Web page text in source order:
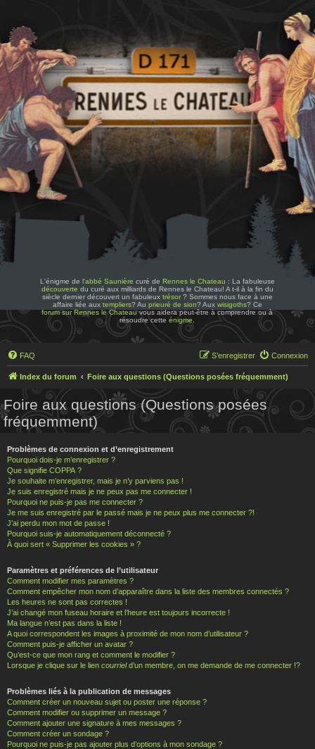
L'énigme de l'abbé Saunière curé de Rennes le Chateau : La fabuleuse
découverte du curé aux milliards de Rennes le Chateau! A t-il à la fin du
siècle dernier découvert un fabuleux trésor? Sommes nous face à une
affaire liée aux templiers? Au prieuré de sion? Aux wisigoths? Ce
forum sur Rennes le Chateauvous aidera peut-être à comprendre ou à
résoudre cetteénigme
FAQ Connexion
S’enregistrer
Index du forum Foire aux questions (Questions posées fréquemment)
Foire aux questions (Questions posées
fréquemment)
Problèmes de connexion et d’enregistrement
Pourquoi dois-je m’enregistrer ?
Que signifie COPPA ?
Je souhaite m’enregistrer, mais je n’y parviens pas !
Je suis enregistré mais je ne peux pas me connecter !
Pourquoi ne puis-je pas me connecter ?
Je me suis enregistré par le passé mais je ne peux plus me connecter ?!
J’ai perdu mon mot de passe !
Pourquoi suis-je automatiquement déconnecté ?
À quoi sert « Supprimer les cookies » ?
Paramètres et préférences de l’utilisateur
Comment modifier mes paramètres ?
Comment empêcher mon nom d’apparaître dans la liste des membres connectés ?
Les heures ne sont pas correctes !
J’ai changé mon fuseau horaire et l’heure est toujours incorrecte !
Ma langue n’est pas dans la liste !
A quoi correspondent les images à proximité de mon nom d’utilisateur ?
Comment puis-je afficher un avatar ?
Qu’est-ce que mon rang et comment le modifier ?
Lorsque je clique sur le lien courrield’un membre, on me demande de me connecter !?
Problèmes liés à la publication de messages
Comment créer un nouveau sujet ou poster une réponse ?
Comment modifier ou supprimer un message ?
Comment ajouter une signature à mes messages ?
Comment créer un sondage ?
Pourquoi ne puis-je pas ajouter plus d’options à mon sondage ?